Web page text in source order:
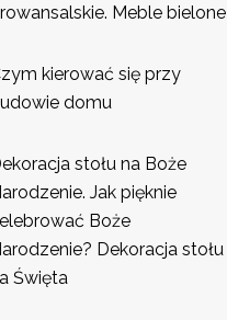
Meble bielone
kierować się przy
domu
stołu na Boże
Jak pięknie
Boże
Dekoracja stołu
Święta